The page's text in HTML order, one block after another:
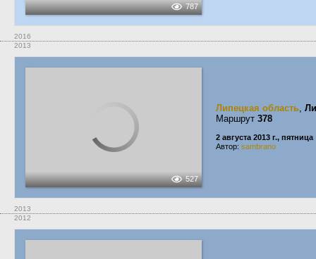
787
2016
2013
527
Липецкая область,
Маршрут 378
2 августа 2013 г., пятница
Автор: sambrano
2013
2012